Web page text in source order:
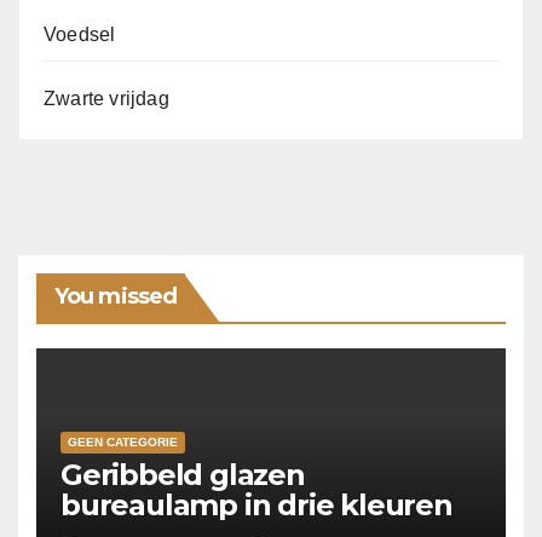
Voedsel
Zwarte vrijdag
You missed
GEEN CATEGORIE
Geribbeld glazen
bureaulamp in drie kleuren